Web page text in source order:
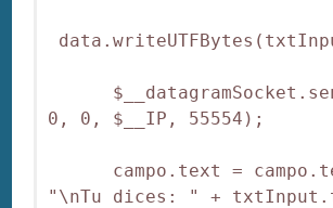
0, 0, $__IP, 55554);
campo.text =
"\nTu dices: " +